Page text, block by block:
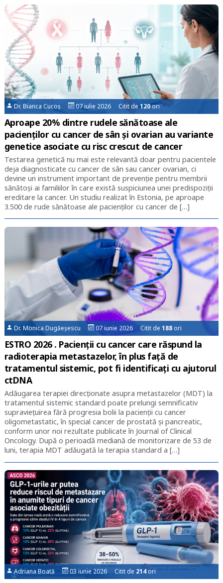
Dr. Bianca Cucoș 07 iulie 2026 Citit de120ori
Aproape 20% dintre rudele sănătoase ale
pacienților cu cancer de sân și ovarian au variante
genetice asociate cu risc crescut de cancer
Testarea genetică nu mai este relevantă doar pentru pacientele
deja diagnosticate cu cancer de sân sau cancer ovarian, ci
devine un instrument important de prevenție pentru membrii
sănătoși ai familiilor în care există suspiciunea unei predispoziții
ereditare la cancer. Un studiu realizat în Estonia, pe aproape
3.500 de rude sănătoase ale pacienților cu cancer de […]
Dr. Monica Dugăeșescu 07 iunie 2026 Citit de188 ori
ESTRO 2026 . Pacienții cu cancer care răspund la
radioterapia metastazelor, în plus faţă de
tratamentul sistemic, pot fi identificați cu ajutorul
ctDNA
Adăugarea terapiei direcționate asupra metastazelor (MDT) la
tratamentul sistemic standard poate prelungi semnificativ
supraviețuirea fără progresia bolii la pacienții cu cancer
oligometastatic, în special cancer de prostată și pancreatic,
conform unor noi rezultate publicate în Journal of Clinical
Oncology. După o perioadă mediană de monitorizare de 53 de
luni, terapia MDT adăugată la terapia standard a […]
Adriana Boată 03 iunie 2026 Citit de 214ori